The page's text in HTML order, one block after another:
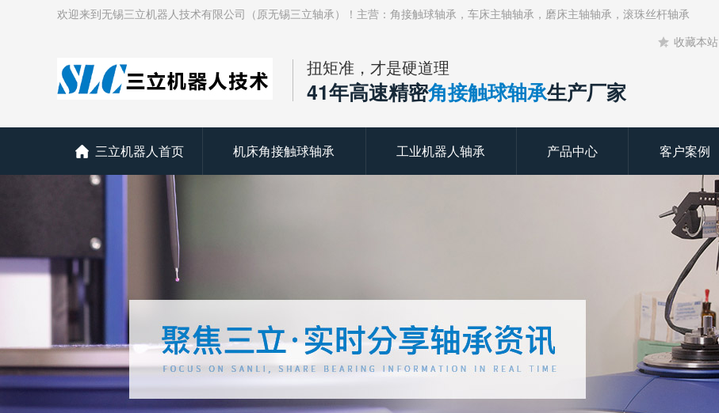
欢迎来到无锡三立机器人技术有限公司（原无锡三立轴承）！主营：角接触球轴承，车床主轴轴承，磨床主轴轴承，滚珠丝杆轴承
收藏本站
扭矩准，才是硬道理
41年高速精密角接触球轴承生产厂家
三立机器人首页 机床角接触球轴承 工业机器人轴承 产品中心 客户案例